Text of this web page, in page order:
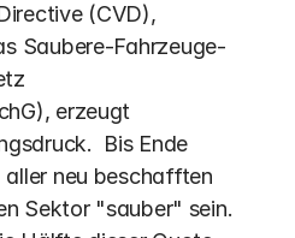
(CVD),
Saubere-Fahrzeuge-
erzeugt
Bis Ende
neu beschafften
Sektor "sauber" sein.